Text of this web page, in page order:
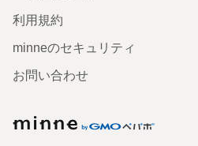
利用規約
minneのセキュリティ
お問い合わせ